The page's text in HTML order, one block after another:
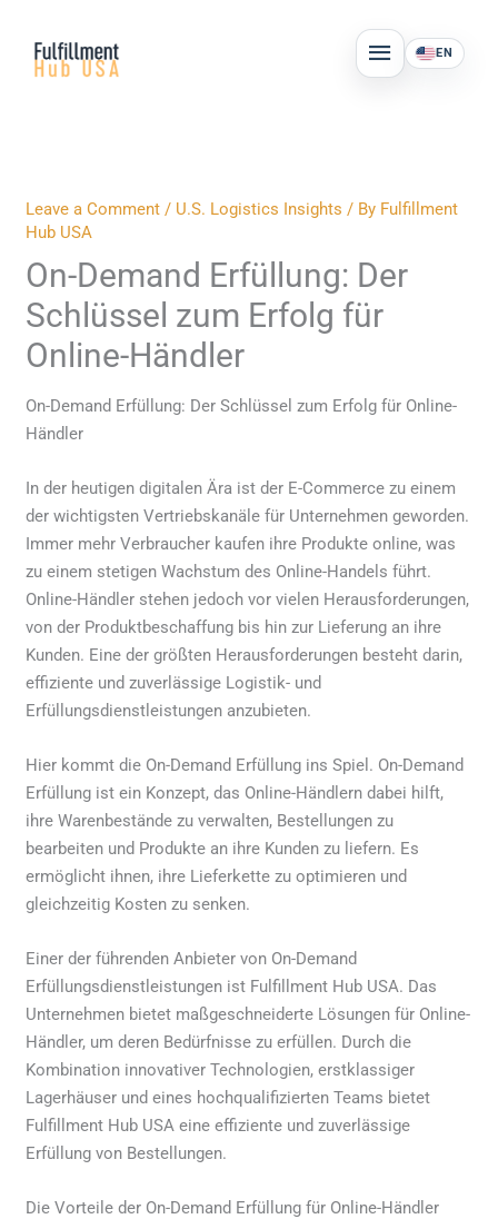
content
MAIN
MENU
EN
Leave a Comment / U.S. Logistics Insights / By Fulfillment
Hub USA
On-Demand Erfüllung: Der
Schlüssel zum Erfolg für
Online-Händler
On-Demand Erfüllung: Der Schlüssel zum Erfolg für Online-
Händler
In der heutigen digitalen Ära ist der E-Commerce zu einem
der wichtigsten Vertriebskanäle für Unternehmen geworden.
Immer mehr Verbraucher kaufen ihre Produkte online, was
zu einem stetigen Wachstum des Online-Handels führt.
Online-Händler stehen jedoch vor vielen Herausforderungen,
von der Produktbeschaffung bis hin zur Lieferung an ihre
Kunden. Eine der größten Herausforderungen besteht darin,
effiziente und zuverlässige Logistik- und
Erfüllungsdienstleistungen anzubieten.
Hier kommt die On-Demand Erfüllung ins Spiel. On-Demand
Erfüllung ist ein Konzept, das Online-Händlern dabei hilft,
ihre Warenbestände zu verwalten, Bestellungen zu
bearbeiten und Produkte an ihre Kunden zu liefern. Es
ermöglicht ihnen, ihre Lieferkette zu optimieren und
gleichzeitig Kosten zu senken.
Einer der führenden Anbieter von On-Demand
Erfüllungsdienstleistungen ist Fulfillment Hub USA. Das
Unternehmen bietet maßgeschneiderte Lösungen für Online-
Händler, um deren Bedürfnisse zu erfüllen. Durch die
Kombination innovativer Technologien, erstklassiger
Lagerhäuser und eines hochqualifizierten Teams bietet
Fulfillment Hub USA eine effiziente und zuverlässige
Erfüllung von Bestellungen.
Die Vorteile der On-Demand Erfüllung für Online-Händler